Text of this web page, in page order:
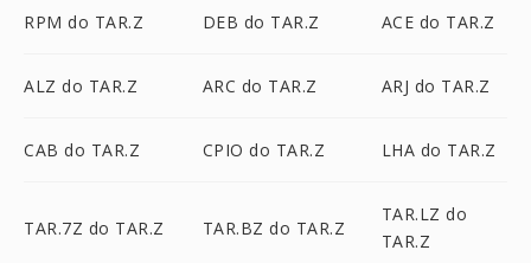
RPM do TAR.Z DEB do TAR.Z ACE do TAR.Z
ALZ do TAR.Z ARC do TAR.Z ARJ do TAR.Z
CAB do TAR.Z CPIO do TAR.Z LHA do TAR.Z
TAR.7Z do TAR.Z TAR.BZ do TAR.Z
TAR.LZ do
TAR.Z